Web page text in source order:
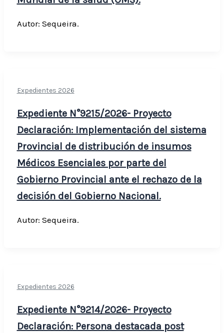
Autor: Sequeira.
Expedientes 2026
Expediente N°9215/2026- Proyecto
Declaración: Implementación del sistema
Provincial de distribución de insumos
Médicos Esenciales por parte del
Gobierno Provincial ante el rechazo de la
decisión del Gobierno Nacional.
Autor: Sequeira.
Expedientes 2026
Expediente N°9214/2026- Proyecto
Declaración: Persona destacada post